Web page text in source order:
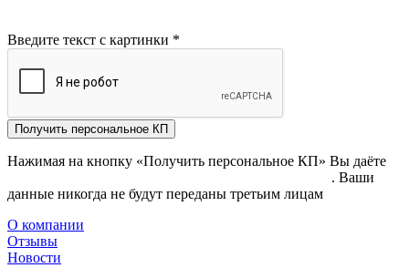
Введите текст с картинки *
Получить персональное КП
Нажимая на кнопку «Получить персональное КП» Вы даёте
. Ваши
данные никогда не будут переданы третьим лицам
О компании
Отзывы
Новости